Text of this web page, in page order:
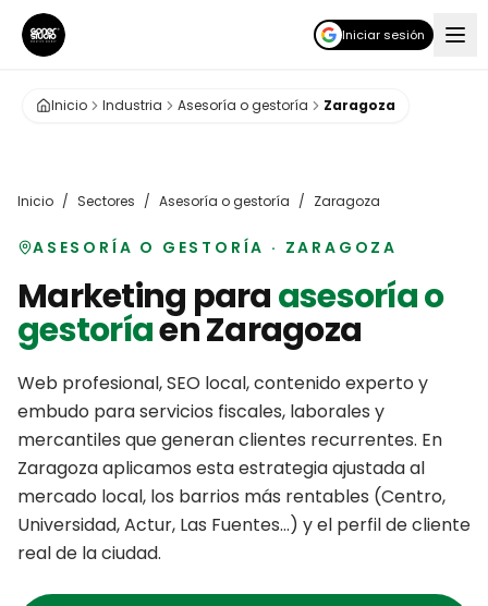
Iniciar sesión
Inicio Industria Asesoría o gestoría Zaragoza
Inicio / Sectores / Asesoría o gestoría / Zaragoza
ASESORÍA O GESTORÍA · ZARAGOZA
Marketing paraasesoría o
gestoríaenZaragoza
Web profesional, SEO local, contenido experto y
embudo para servicios fiscales, laborales y
mercantiles que generan clientes recurrentes. En
Zaragozaaplicamos esta estrategia ajustada al
mercado local, los barrios más rentables (Centro,
Universidad, Actur, Las Fuentes…) y el perfil de cliente
real de la ciudad.